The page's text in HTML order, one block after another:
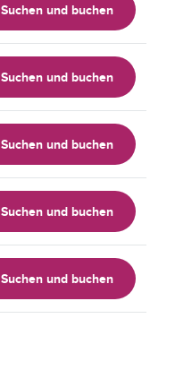
Suchen und buchen
Suchen und buchen
Suchen und buchen
Suchen und buchen
Suchen und buchen